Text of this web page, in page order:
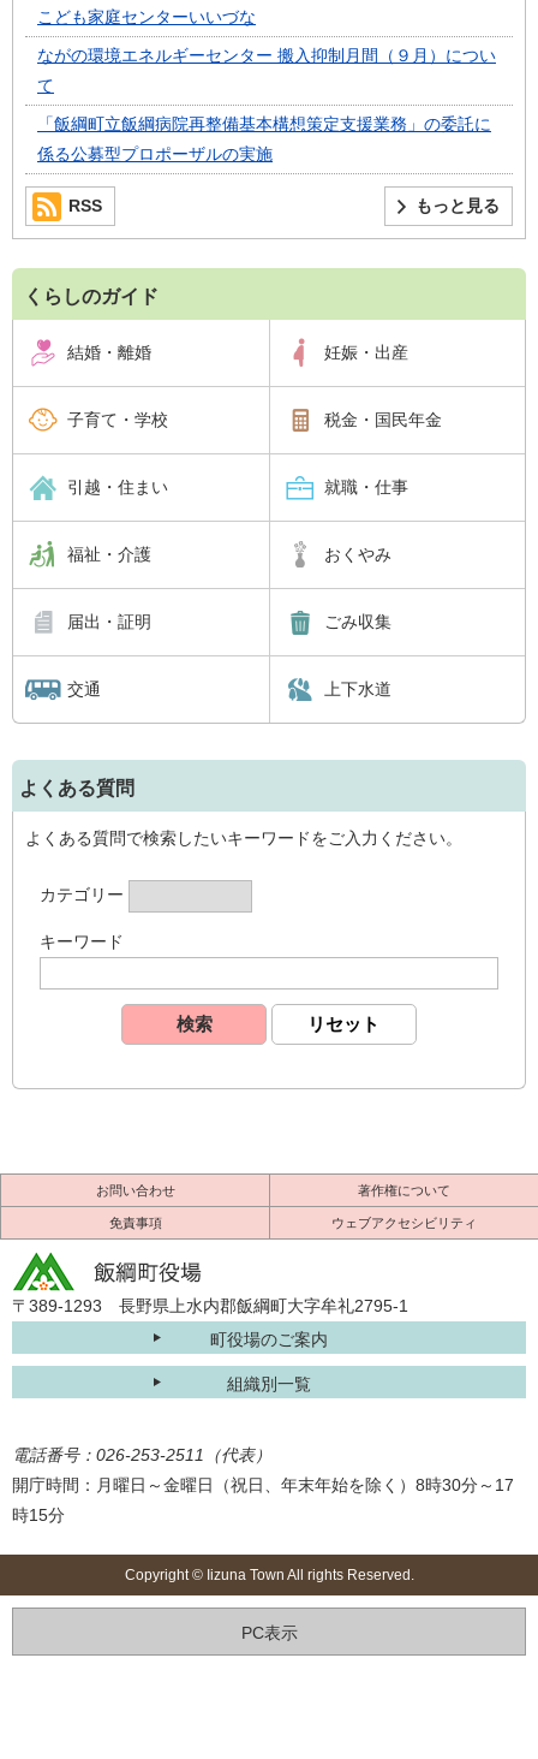
こども家庭センターいいづな
ながの環境エネルギーセンター 搬入抑制月間（９月）につい
て
「飯綱町立飯綱病院再整備基本構想策定支援業務」の委託に
係る公募型プロポーザルの実施
もっと見る
RSS
くらしのガイド
結婚・離婚 妊娠・出産
子育て・学校 税金・国民年金
引越・住まい 就職・仕事
福祉・介護 おくやみ
届出・証明 ごみ収集
交通 上下水道
よくある質問
よくある質問で検索したいキーワードをご入力ください。
カテゴリー
キーワード
お問い合わせ 著作権について
免責事項 ウェブアクセシビリティ
〒389-1293 長野県上水内郡飯綱町大字牟礼2795-1
町役場のご案内
組織別一覧
電話番号：026-253-2511（代表）
開庁時間：月曜日～金曜日（祝日、年末年始を除く）8時30分～17
時15分
Copyright © Iizuna Town All rights Reserved.
PC表示